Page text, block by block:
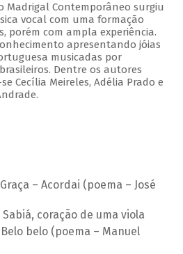
Madrigal Contemporâneo surgiu
vocal com uma formação
porém com ampla experiência.
apresentando jóias
musicadas por
Dentre os autores
Cecília Meireles, Adélia Prado e
– Acordai (poema – José
coração de uma viola
belo (poema – Manuel